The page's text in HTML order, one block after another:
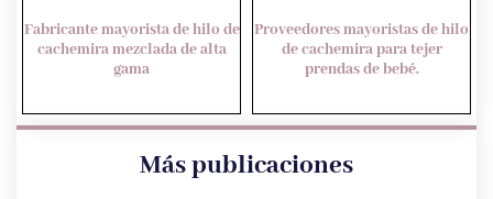
Fabricante mayorista de hilo de
cachemira mezclada de alta
gama
Proveedores mayoristas de hilo
de cachemira para tejer
prendas de bebé.
Más publicaciones